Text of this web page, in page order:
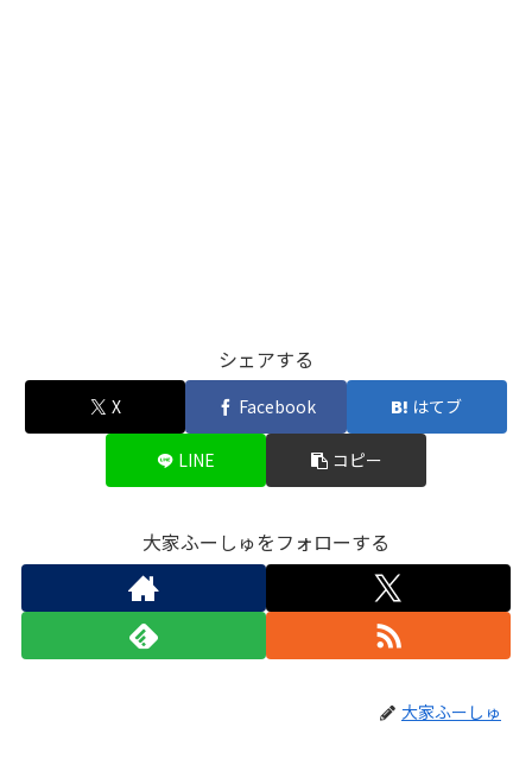
シェアする
X Facebook はてブ
LINE コピー
大家ふーしゅをフォローする
大家ふーしゅ